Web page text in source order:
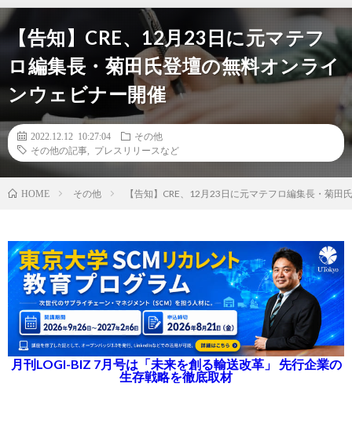
【告知】CRE、12月23日に元マテフ
ロ編集長・菊田氏登壇の無料オンライ
ンウェビナー開催
2022.12.12 10:27:04
その他
その他の記事
プレスリリースなど
HOME その他 【告知】CRE、12月23日に元マテフロ編集長・菊
月刊LOGI-BIZ 7月号は「未来を創る輸送改革」 先行企業の
生存戦略を徹底取材